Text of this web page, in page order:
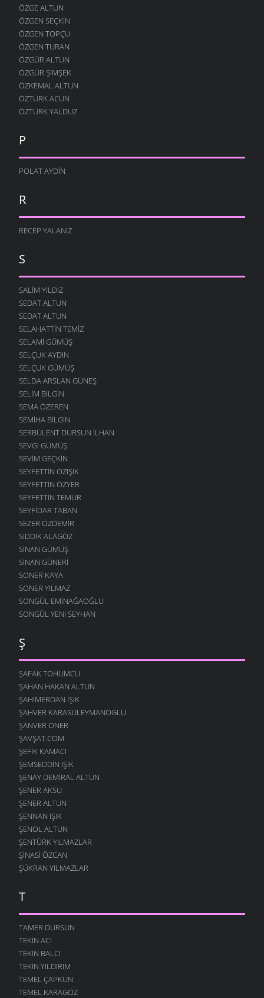
ÖZGE ALTUN
ÖZGEN SEÇKIN
ÖZGEN TOPÇU
ÖZGEN TURAN
ÖZGÜR ALTUN
ÖZGÜR ŞIMŞEK
ÖZKEMAL ALTUN
ÖZTÜRK ACUN
ÖZTÜRK YALDUZ
P
POLAT AYDIN
R
RECEP YALANIZ
S
SALIM YILDIZ
SEDAT ALTUN
SEDAT ALTUN
SELAHATTIN TEMIZ
SELAMI GÜMÜŞ
SELÇUK AYDIN
SELÇUK GÜMÜŞ
SELDA ARSLAN GÜNEŞ
SELIM BILGIN
SEMA ÖZEREN
SEMIHA BILGIN
SERBÜLENT DURSUN İLHAN
SEVGI GÜMÜŞ
SEVIM GEÇKIN
SEYFETTIN ÖZIŞIK
SEYFETTIN ÖZYER
SEYFETTIN TEMUR
SEYFIDAR TABAN
SEZER ÖZDEMIR
SIDDIK ALAGÖZ
SINAN GÜMÜŞ
SINAN GÜNERI
SONER KAYA
SONER YILMAZ
SONGÜL EMINAĞAOĞLU
SONGÜL YENI SEYHAN
Ş
ŞAFAK TOHUMCU
ŞAHAN HAKAN ALTUN
ŞAHIMERDAN IŞIK
ŞAHVER KARASULEYMANOGLU
ŞANVER ÖNER
ŞAVŞAT.COM
ŞEFIK KAMACI
ŞEMSEDDIN IŞIK
ŞENAY DEMIRAL ALTUN
ŞENER AKSU
ŞENER ALTUN
ŞENNAN IŞIK
ŞENOL ALTUN
ŞENTÜRK YILMAZLAR
ŞINASI ÖZCAN
ŞÜKRAN YILMAZLAR
T
TAMER DURSUN
TEKIN ACI
TEKIN BALCI
TEKIN YILDIRIM
TEMEL ÇAPKUN
TEMEL KARAGÖZ